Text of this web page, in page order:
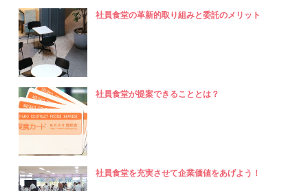
社員食堂の革新的取り組みと委託のメリット
社員食堂が提案できることとは？
社員食堂を充実させて企業価値をあげよう！